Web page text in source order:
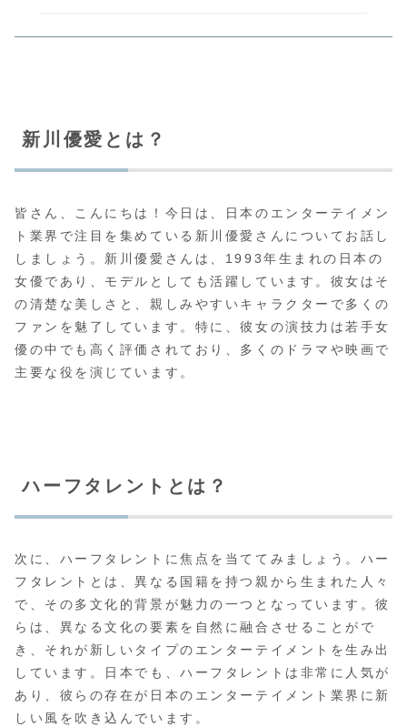
新川優愛とは？
皆さん、こんにちは！今日は、日本のエンターテイメン
ト業界で注目を集めている新川優愛さんについてお話し
しましょう。新川優愛さんは、1993年生まれの日本の
女優であり、モデルとしても活躍しています。彼女はそ
の清楚な美しさと、親しみやすいキャラクターで多くの
ファンを魅了しています。特に、彼女の演技力は若手女
優の中でも高く評価されており、多くのドラマや映画で
主要な役を演じています。
ハーフタレントとは？
次に、ハーフタレントに焦点を当ててみましょう。ハー
フタレントとは、異なる国籍を持つ親から生まれた人々
で、その多文化的背景が魅力の一つとなっています。彼
らは、異なる文化の要素を自然に融合させることがで
き、それが新しいタイプのエンターテイメントを生み出
しています。日本でも、ハーフタレントは非常に人気が
あり、彼らの存在が日本のエンターテイメント業界に新
しい風を吹き込んでいます。